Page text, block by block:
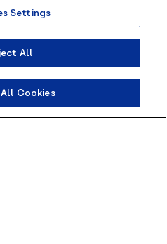
Tu equipo necesita
donde tu prospecto
adaptado a cada uno.
recomendación
pueden
Los programas de
Settings
All
Cookies